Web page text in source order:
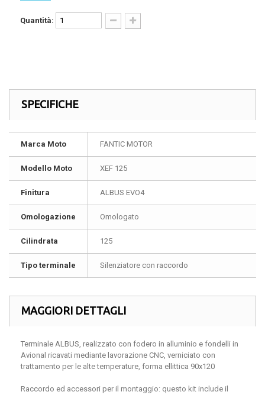
Quantità:
SPECIFICHE
Marca Moto FANTIC MOTOR
Modello Moto XEF 125
Finitura ALBUS EVO4
Omologazione Omologato
Cilindrata 125
Tipo terminale Silenziatore con raccordo
MAGGIORI DETTAGLI
Terminale ALBUS, realizzato con fodero in alluminio e fondelli in
Avional ricavati mediante lavorazione CNC, verniciato con
trattamento per le alte temperature, forma ellittica 90x120
Raccordo ed accessori per il montaggio: questo kit include il